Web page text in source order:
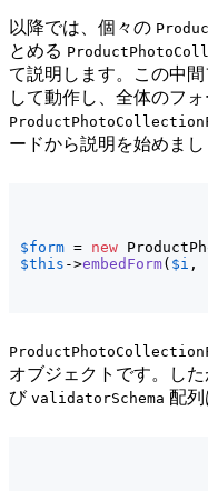
以降では、個々の
とめる
て説明します。この中
して動作し、全体のフ
ードから説明を始めまし
$form = new
$this ->embedForm( $i ,
オブジェクトです。した
び validatorSchema 配列